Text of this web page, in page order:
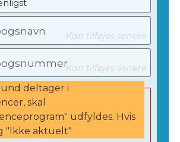
Kan tilføjes senere
Kan tilføjes senere
deltager i
skal
udfyldes. Hvis
"Ikke aktuelt"